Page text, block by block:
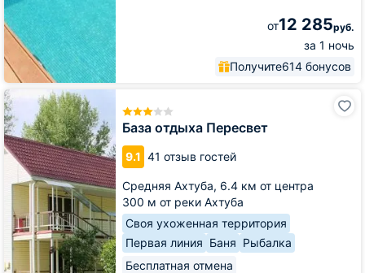
от12 285руб.
за 1 ночь
Получите614 бонусов
База отдыха Пересвет
9.1 41 отзыв гостей
Средняя Ахтуба, 6.4 км от центра
300 м от реки Ахтуба
Своя ухоженная территория
Первая линия Баня Рыбалка
Бесплатная отмена
База
отдыха
Пересвет